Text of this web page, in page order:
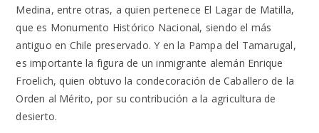
Medina, entre otras, a quien pertenece El Lagar de Matilla,
que es Monumento Histórico Nacional, siendo el más
antiguo en Chile preservado. Y en la Pampa del Tamarugal,
es importante la figura de un inmigrante alemán Enrique
Froelich, quien obtuvo la condecoración de Caballero de la
Orden al Mérito, por su contribución a la agricultura de
desierto.